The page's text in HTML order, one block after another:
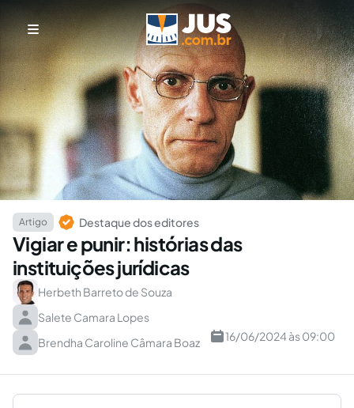
Artigo Destaque dos editores
Vigiar e punir: histórias das
instituições jurídicas
Herbeth Barreto de Souza
Salete Camara Lopes
Brendha Caroline Câmara Boaz
16/06/2024 às 09:00